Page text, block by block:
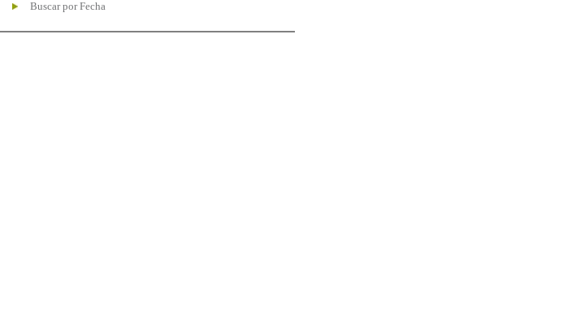
Buscar por Fecha